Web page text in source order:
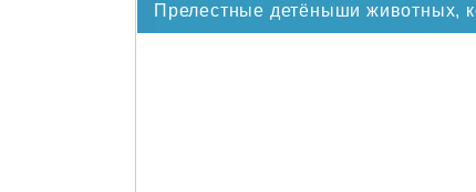
Прелестные детёныши животных,